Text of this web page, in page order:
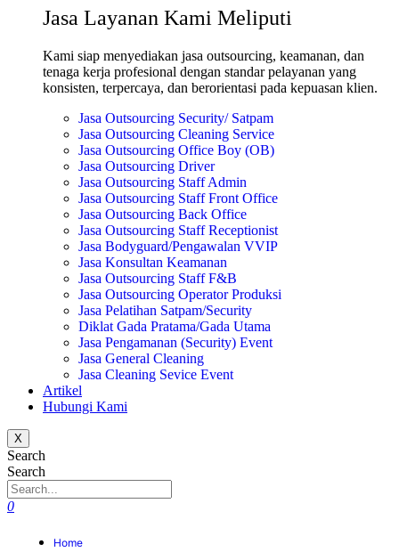
Jasa Layanan Kami Meliputi
Kami siap menyediakan jasa outsourcing, keamanan, dan
tenaga kerja profesional dengan standar pelayanan yang
konsisten, terpercaya, dan berorientasi pada kepuasan klien.
Jasa Outsourcing Security/ Satpam
Jasa Outsourcing Cleaning Service
Jasa Outsourcing Office Boy (OB)
Jasa Outsourcing Driver
Jasa Outsourcing Staff Admin
Jasa Outsourcing Staff Front Office
Jasa Outsourcing Back Office
Jasa Outsourcing Staff Receptionist
Jasa Bodyguard/Pengawalan VVIP
Jasa Konsultan Keamanan
Jasa Outsourcing Staff F&B
Jasa Outsourcing Operator Produksi
Jasa Pelatihan Satpam/Security
Diklat Gada Pratama/Gada Utama
Jasa Pengamanan (Security) Event
Jasa General Cleaning
Jasa Cleaning Sevice Event
Artikel
Hubungi Kami
X
Search
Search
0
Home